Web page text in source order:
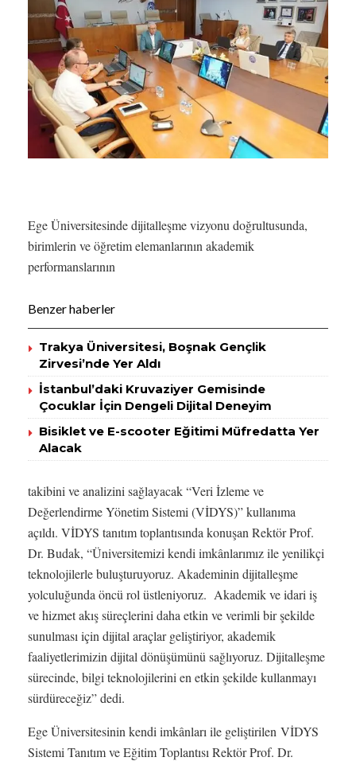
Ege Üniversitesinde dijitalleşme vizyonu doğrultusunda,
birimlerin ve öğretim elemanlarının akademik
performanslarının
Benzer haberler
Trakya Üniversitesi, Boşnak Gençlik
Zirvesi’nde Yer Aldı
İstanbul’daki Kruvaziyer Gemisinde
Çocuklar İçin Dengeli Dijital Deneyim
Bisiklet ve E-scooter Eğitimi Müfredatta Yer
Alacak
takibini ve analizini sağlayacak “Veri İzleme ve
Değerlendirme Yönetim Sistemi (VİDYS)” kullanıma
açıldı. VİDYS tanıtım toplantısında konuşan Rektör Prof.
Dr. Budak, “Üniversitemizi kendi imkânlarımız ile yenilikçi
teknolojilerle buluşturuyoruz. Akademinin dijitalleşme
yolculuğunda öncü rol üstleniyoruz. Akademik ve idari iş
ve hizmet akış süreçlerini daha etkin ve verimli bir şekilde
sunulması için dijital araçlar geliştiriyor, akademik
faaliyetlerimizin dijital dönüşümünü sağlıyoruz. Dijitalleşme
sürecinde, bilgi teknolojilerini en etkin şekilde kullanmayı
sürdüreceğiz” dedi.
Ege Üniversitesinin kendi imkânları ile geliştirilen VİDYS
Sistemi Tanıtım ve Eğitim Toplantısı Rektör Prof. Dr.